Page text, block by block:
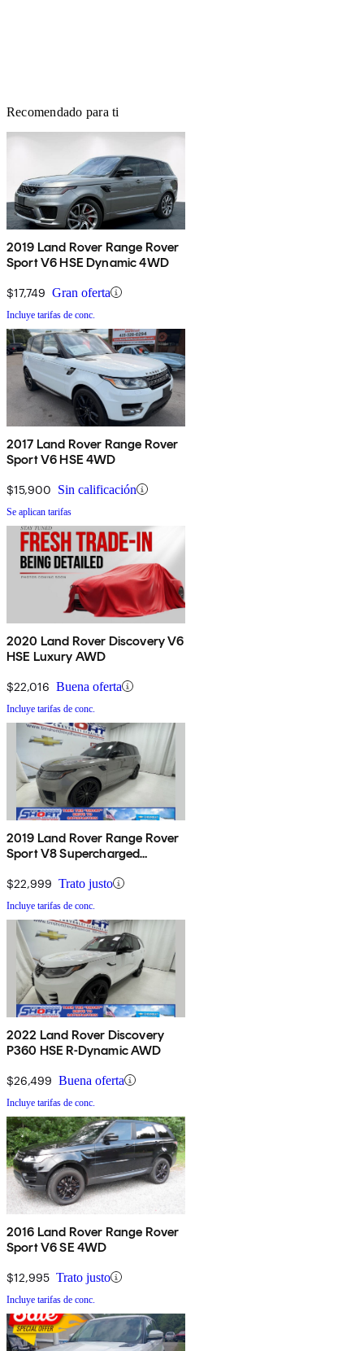
Recomendado para ti
2019 Land Rover Range Rover
Sport V6 HSE Dynamic 4WD
$17,749 Gran oferta
Incluye tarifas de conc.
2017 Land Rover Range Rover
Sport V6 HSE 4WD
$15,900 Sin calificación
Se aplican tarifas
2020 Land Rover Discovery V6
HSE Luxury AWD
$22,016 Buena oferta
Incluye tarifas de conc.
2019 Land Rover Range Rover
Sport V8 Supercharged
$22,999 Trato justo
Incluye tarifas de conc.
2022 Land Rover Discovery
P360 HSE R-Dynamic AWD
$26,499 Buena oferta
Incluye tarifas de conc.
2016 Land Rover Range Rover
Sport V6 SE 4WD
$12,995 Trato justo
Incluye tarifas de conc.